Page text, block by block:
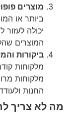
מוצרים
ביותר או
יכולה
המוצרים
ביקורות
מלקוחות
מלקוחות
החנות
מה לא צריך